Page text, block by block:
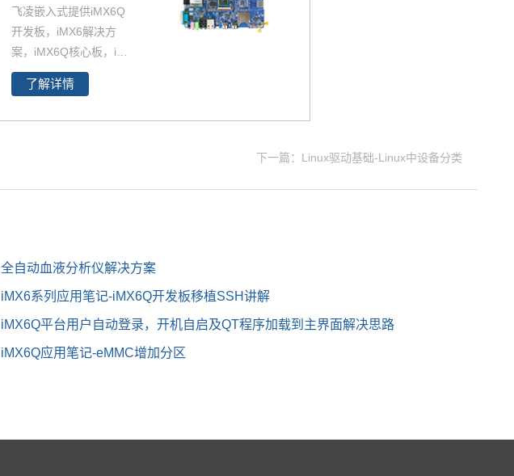
飞凌嵌入式提供iMX6Q
开发板，iMX6解决方
案，iMX6Q核心板，i.M
X6Q开发板解决方案。i
MX6Q稳定、快速、性
了解详情
下一篇：Linux驱动基础-Linux中设备分类
全自动血液分析仪解决方案
iMX6系列应用笔记-iMX6Q开发板移植SSH讲解
iMX6Q平台用户自动登录，开机自启及QT程序加载到主界面解决思路
iMX6Q应用笔记-eMMC增加分区